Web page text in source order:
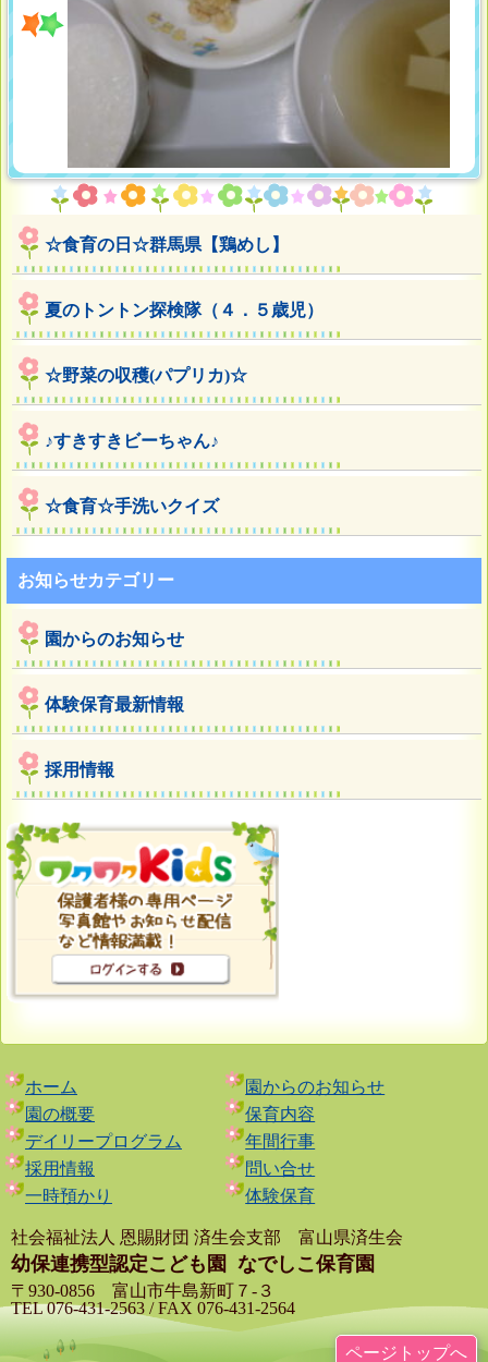
☆食育の日☆群馬県【鶏めし】
夏のトントン探検隊（４．５歳児）
☆野菜の収穫(パプリカ)☆
♪すきすきビーちゃん♪
☆食育☆手洗いクイズ
お知らせカテゴリー
園からのお知らせ
体験保育最新情報
採用情報
ページトップへ
ホーム
園からのお知らせ
園の概要
保育内容
デイリープログラム
年間行事
採用情報
問い合せ
一時預かり
体験保育
社会福祉法人 恩賜財団 済生会支部 富山県済生会
幼保連携型認定こども園 なでしこ保育園
〒930-0856 富山市牛島新町７-３
TEL 076-431-2563 / FAX 076-431-2564